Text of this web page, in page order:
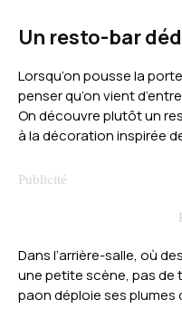
Un resto-bar
Lorsqu’on pousse la
penser qu’on vient
On découvre plutôt un
à la décoration inspirée de
Dans l’arrière-salle, où
une petite scène, pas de
paon déploie ses plumes